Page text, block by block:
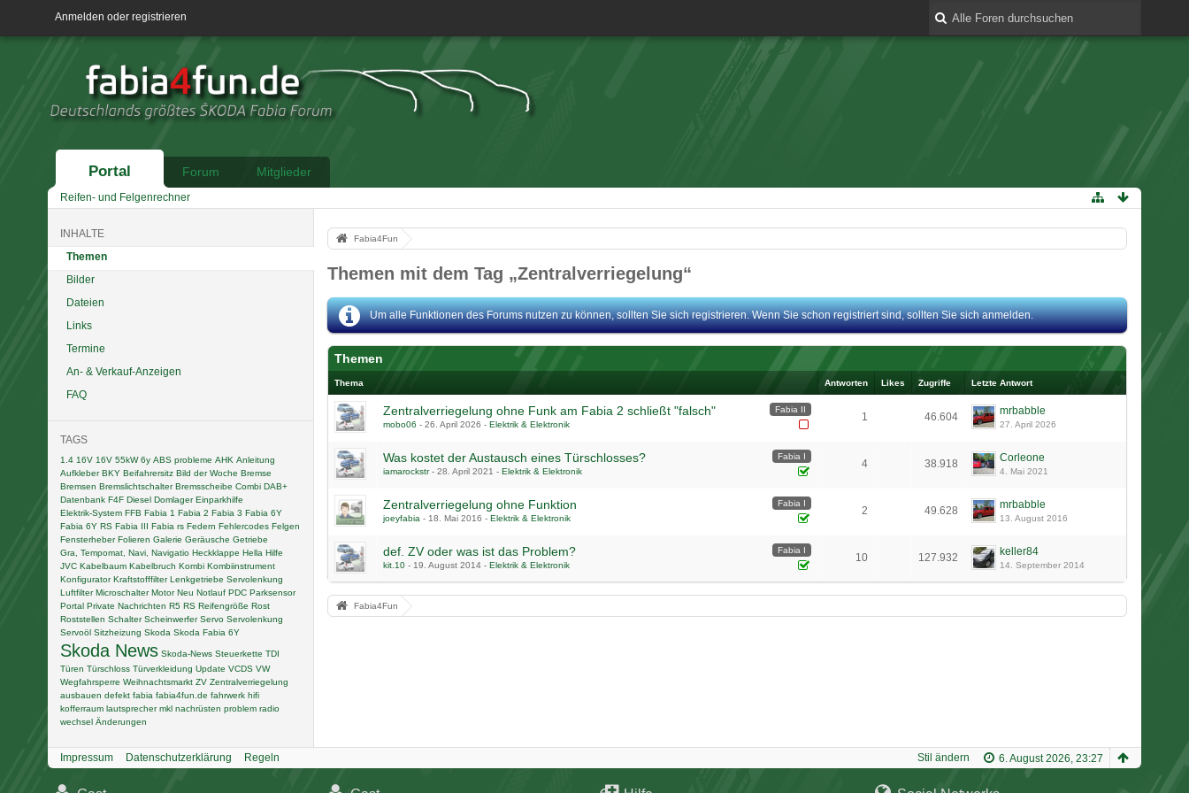
Anmelden oder registrieren
Portal Forum Mitglieder
Reifen- und Felgenrechner
INHALTE
Themen
Bilder
Dateien
Links
Termine
An- & Verkauf-Anzeigen
FAQ
TAGS
1.4 16V 16V 55kW 6y ABS probleme AHK Anleitung
Aufkleber BKY Beifahrersitz Bild der Woche Bremse
Bremsen Bremslichtschalter Bremsscheibe Combi DAB+
Datenbank F4F Diesel Domlager Einparkhilfe
Elektrik-System FFB Fabia 1 Fabia 2 Fabia 3 Fabia 6Y
Fabia 6Y RS Fabia III Fabia rs Federn Fehlercodes Felgen
Fensterheber Folieren Galerie Geräusche Getriebe
Gra, Tempomat, Navi, Navigatio Heckklappe Hella Hilfe
JVC Kabelbaum Kabelbruch Kombi Kombiinstrument
Konfigurator Kraftstofffilter Lenkgetriebe Servolenkung
Luftfilter Microschalter Motor Neu Notlauf PDC Parksensor
Portal Private Nachrichten R5 RS Reifengröße Rost
Roststellen Schalter Scheinwerfer Servo Servolenkung
Servoöl Sitzheizung Skoda Skoda Fabia 6Y
Skoda News Skoda-News Steuerkette TDI
Türen Türschloss Türverkleidung Update VCDS VW
Wegfahrsperre Weihnachtsmarkt ZV Zentralverriegelung
ausbauen defekt fabia fabia4fun.de fahrwerk hifi
kofferraum lautsprecher mkl nachrüsten problem radio
wechsel Änderungen
Fabia4Fun
Themen mit dem Tag „Zentralverriegelung“
Um alle Funktionen des Forums nutzen zu können, sollten Sie sich registrieren. Wenn Sie schon registriert sind, sollten Sie sich anmelden.
Themen
Thema Antworten Likes Zugriffe Letzte Antwort
Fabia II
Zentralverriegelung ohne Funk am Fabia 2 schließt "falsch"
mobo06 - 26. April 2026 - Elektrik & Elektronik
1 46.604 mrbabble
27. April 2026
Fabia I
Was kostet der Austausch eines Türschlosses?
iamarockstr- 28. April 2021 - Elektrik & Elektronik
4 38.918 Corleone
4. Mai 2021
Fabia I
Zentralverriegelung ohne Funktion
joeyfabia - 18. Mai 2016 - Elektrik & Elektronik
2 49.628 mrbabble
13. August 2016
Fabia I
def. ZV oder was ist das Problem?
kit.10- 19. August 2014- Elektrik & Elektronik
10 127.932 keller84
14. September 2014
Fabia4Fun
Impressum Datenschutzerklärung Regeln 6. August 2026, 23:27
Stil ändern